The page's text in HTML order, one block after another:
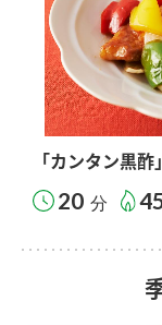
「カンタン黒
20 分